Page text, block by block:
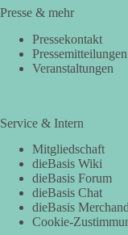
Presse & mehr
Pressekontakt
Pressemitteilungen
Veranstaltungen
Service & Intern
Mitgliedschaft
dieBasis Wiki
dieBasis Forum
dieBasis Chat
dieBasis
Cookie-